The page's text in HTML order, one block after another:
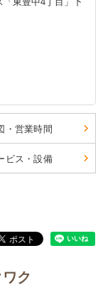
・営業時間
ビス・設備
ク